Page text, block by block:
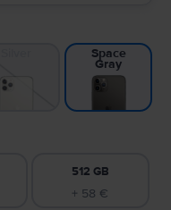
Space
Gray
512 GB
+ 58 €